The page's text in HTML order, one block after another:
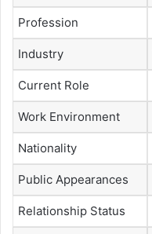
Profession
Industry
Current Role
Work Environment
Nationality
Public Appearances
Relationship Status